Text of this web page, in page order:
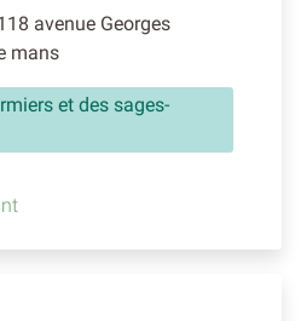
avenue Georges
mans
et des sages-